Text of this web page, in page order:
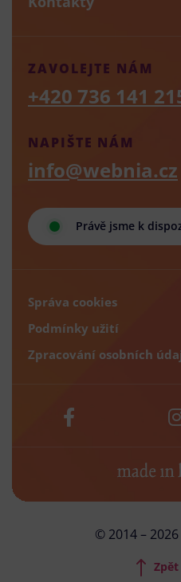
Právě jsme k
NAPIŠTE NÁM
info@webnia.cz
ZAVOLEJTE NÁM
+420 736 141
Správa cookies
Podmínky užití
Zpracování osobních
© 2014 –